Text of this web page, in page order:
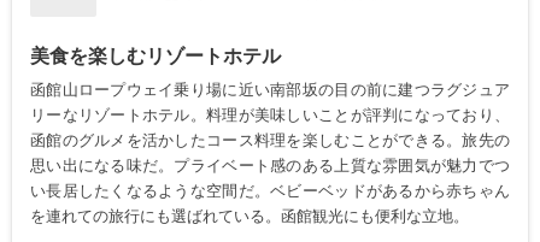
美食を楽しむリゾートホテル
函館山ロープウェイ乗り場に近い南部坂の目の前に建つラグジュア
リーなリゾートホテル。料理が美味しいことが評判になっており、
函館のグルメを活かしたコース料理を楽しむことができる。旅先の
思い出になる味だ。プライベート感のある上質な雰囲気が魅力でつ
い長居したくなるような空間だ。ベビーベッドがあるから赤ちゃん
を連れての旅行にも選ばれている。函館観光にも便利な立地。